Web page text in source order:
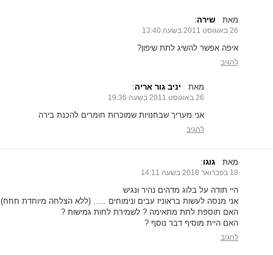
מאת שירה‏:
26 באוגוסט 2011 בשעה 13:40
איפה אפשר להשיג לתת שיפון?
להגיב
מאת יניב גור אריה‏:
26 באוגוסט 2011 בשעה 19:36
אני מעריך שבחנויות שמוכרות חומרים להכנת בירה
להגיב
מאת גוגו‏:
18 בפברואר 2018 בשעה 14:11
היי תודה על בלוג מדהים נהיר ונגיש
אני מנסה לעשות בראוניז עבים ונימוחים ….. (ללא הצלחה מיוחדת חחח)
האם תוספת לתת מתאימה ? לשמירת לחות גמישות ?
האם היית מוסיף דבר נוסף ?
להגיב